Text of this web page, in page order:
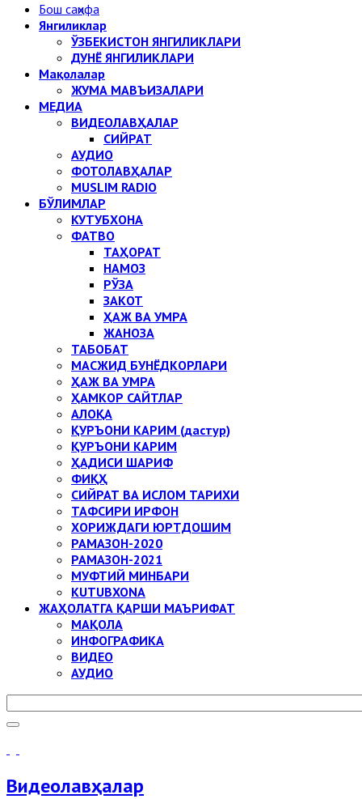
Бош саҳифа
Янгиликлар
ЎЗБЕКИСТОН ЯНГИЛИКЛАРИ
ДУНЁ ЯНГИЛИКЛАРИ
Мақолалар
ЖУМА МАВЪИЗАЛАРИ
МЕДИА
ВИДЕОЛАВҲАЛАР
СИЙРАТ
АУДИО
ФОТОЛАВҲАЛАР
MUSLIM RADIO
БЎЛИМЛАР
КУТУБХОНА
ФАТВО
ТАҲОРАТ
НАМОЗ
РЎЗА
ЗАКОТ
ҲАЖ ВА УМРА
ЖАНОЗА
ТАБОБАТ
МАСЖИД БУНЁДКОРЛАРИ
ҲАЖ ВА УМРА
ҲАМКОР САЙТЛАР
АЛОҚА
ҚУРЪОНИ КАРИМ (дастур)
ҚУРЪОНИ КАРИМ
ҲАДИСИ ШАРИФ
ФИҚҲ
СИЙРАТ ВА ИСЛОМ ТАРИХИ
ТАФСИРИ ИРФОН
ХОРИЖДАГИ ЮРТДОШИМ
РАМАЗОН-2020
РАМАЗОН-2021
МУФТИЙ МИНБАРИ
KUTUBXONA
ЖАҲОЛАТГА ҚАРШИ МАЪРИФАТ
МАҚОЛА
ИНФОГРАФИКА
ВИДЕО
АУДИО
Видеолавҳалар